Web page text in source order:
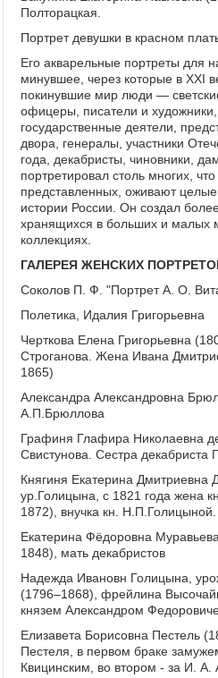
Полторацкая.
Портрет девушки в красном
Его акварельные портреты для
минувшее, через которые в XXI
покинувшие мир люди —
офицеры, писатели и
государственные деятели,
двора, генералы, участники
года, декабристы, чиновники,
портретировал столь многих,
представленных, оживают
истории России. Он создал
хранящихся в больших и малых
коллекциях.
ГАЛЕРЕЯ ЖЕНСКИХ
Соколов П. Ф. "Портрет А. О.
Полетика, Идалия Григорьевна
Черткова Елена Григорьевна
Строганова. Жена Ивана
1865)
Александра Александровна
А.П.Брюллова
Графиня Глафира Николаевна
Свистунова. Сестра декабриста
Княгиня Екатерина Дмитриевна
ур.Голицына, с 1821 года жена
1872), внучка кн. Н.П.Голицыной.
Екатерина Фёдоровна
1848), мать декабристов
Надежда Ивановн Голицына,
(1796–1868), фрейлина
князем Александром
Елизавета Борисовна Пестель
Пестеля, в первом браке
Квицинским, во втором - за И. А.